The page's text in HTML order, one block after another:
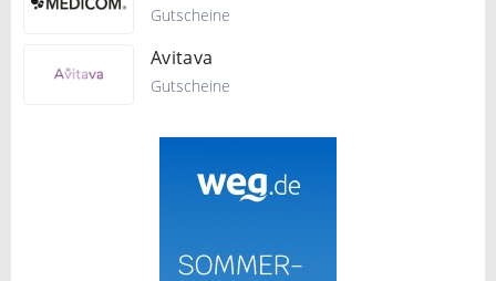
Gutscheine
Avitava
Gutscheine